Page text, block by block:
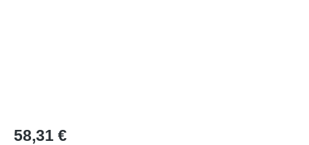
58,31 €